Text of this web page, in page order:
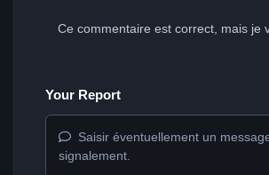
Your Report
Saisir éventuellement un
signalement.